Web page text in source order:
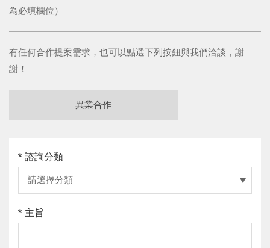
為必填欄位）
有任何合作提案需求，也可以點選下列按鈕與我們洽談，謝
謝！
異業合作
* 諮詢分類
請選擇分類
* 主旨